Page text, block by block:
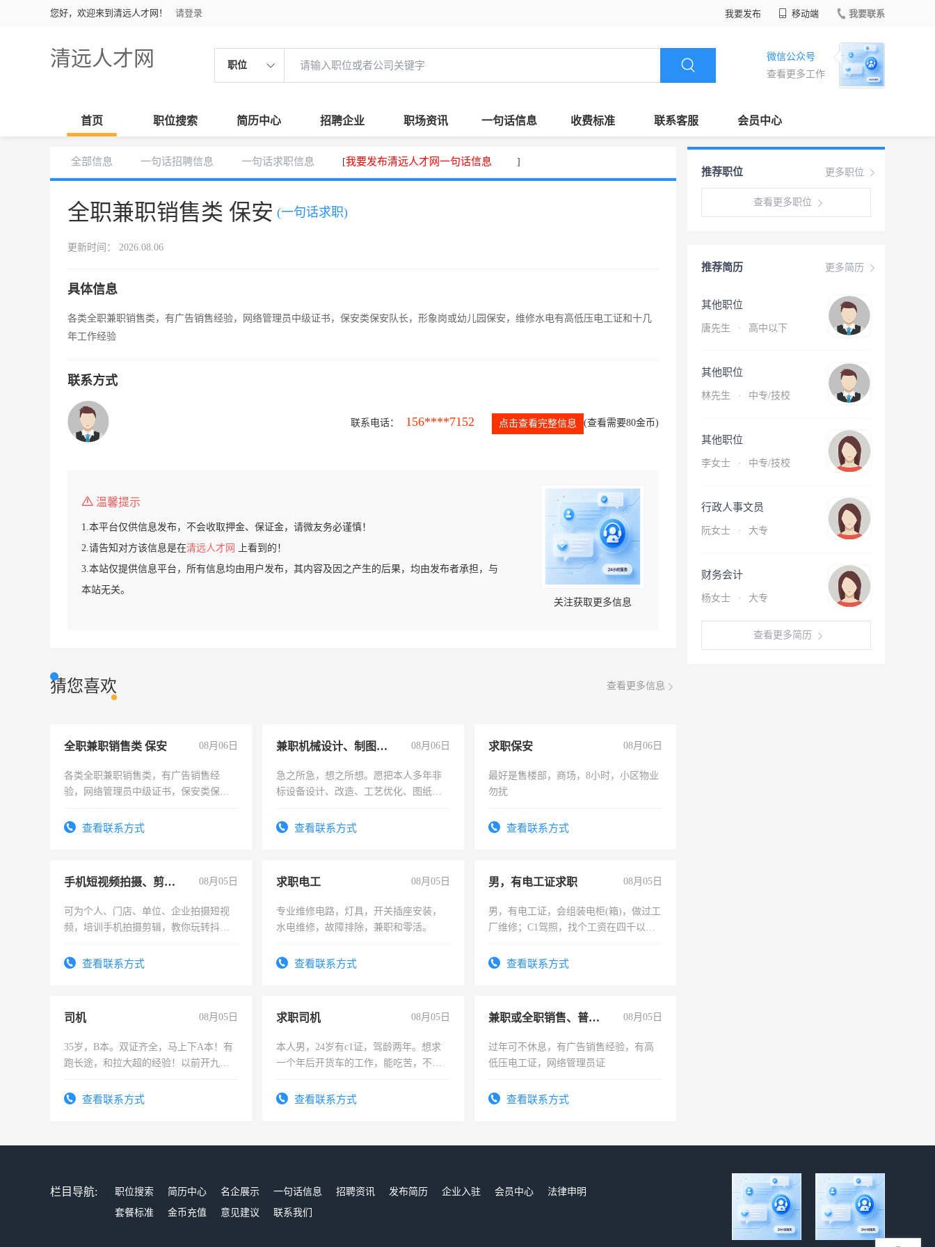
您好，欢迎来到清远人才网！ 请登录 我要发布 移动端 我要联系
清远人才网 职位
微信公众号
查看更多工作
首页 职位搜索 简历中心 招聘企业 职场资讯 一句话信息 收费标准 联系客服 会员中心
全部信息 一句话招聘信息 一句话求职信息 [我要发布清远人才网一句话信息 ]
全职兼职销售类 保安 (一句话求职)
更新时间： 2026.08.06
具体信息
各类全职兼职销售类，有广告销售经验，网络管理员中级证书，保安类保安队长，形象岗或幼儿园保安，维修水电有高低压电工证和十几
年工作经验
联系方式
联系电话： 156****7152 点击查看完整信息 (查看需要80金币)
温馨提示
1.本平台仅供信息发布，不会收取押金、保证金，请微友务必谨慎！
2.请告知对方该信息是在清远人才网
上看到的！
3.本站仅提供信息平台，所有信息均由用户发布，其内容及因之产生的后果，均由发布者承担，与
本站无关。
关注获取更多信息
猜您喜欢 查看更多信息
全职兼职销售类 保安 08月06日
各类全职兼职销售类，有广告销售经
验，网络管理员中级证书，保安类保安
有高低压电工证和十几年工作经验
查看联系方式
兼职机械设计、制图、设备改造 08月06日
急之所急，想之所想。愿把本人多年非
标设备设计、改造、工艺优化、图纸制
结识有识之士，共享未来。
查看联系方式
求职保安 08月06日
最好是售楼部，商场，8小时，小区物业
勿扰
查看联系方式
手机短视频拍摄、剪辑、抖音快手 08月05日
可为个人、门店、单位、企业拍摄短视
频，培训手机拍摄剪辑，教你玩转抖音
频，培训手机拍摄剪辑，教你玩转抖
查看联系方式
求职电工 08月05日
专业维修电路，灯具，开关插座安装，
水电维修，故障排除，兼职和零活。
查看联系方式
男，有电工证求职 08月05日
男，有电工证，会组装电柜(箱)，做过工
厂维修；C1驾照，找个工资在四千以
电话查看联系方式
司机 08月05日
35岁，B本。双证齐全，马上下A本！有
跑长途，和拉大超的经验！以前开九米
查看联系方式
求职司机 08月05日
本人男，24岁有c1证，驾龄两年。想求
一个年后开货车的工作，能吃苦，不怕
查看联系方式
兼职或全职销售、普工、维修 08月05日
过年可不休息，有广告销售经验，有高
低压电工证，网络管理员证
查看联系方式
更多职位
推荐职位
查看更多职位
更多简历
推荐简历
其他职位
唐先生 · 高中以下
其他职位
林先生 · 中专/技校
其他职位
李女士 · 中专/技校
行政人事文员
阮女士 · 大专
财务会计
杨女士 · 大专
查看更多简历
栏目导航: 职位搜索 简历中心 名企展示 一句话信息 招聘资讯 发布简历 企业入驻 会员中心
法律申明
套餐标准
金币充值 意见建议 联系我们